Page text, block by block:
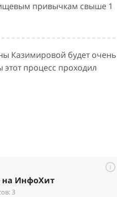
привычкам свыше 1
Казимировой будет очень
процесс проходил
на ИнфоХит
3
i